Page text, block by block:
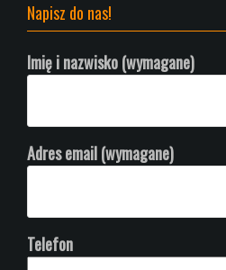
Napisz do nas!
Imię i nazwisko (wymagane)
Adres email (wymagane)
Telefon